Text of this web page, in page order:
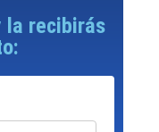
la recibirás